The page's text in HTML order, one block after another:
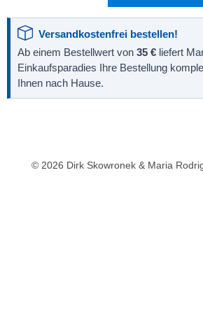
Versandkostenfrei bestellen!
Ab einem Bestellwert von 35 € liefert
Einkaufsparadies Ihre Bestellung
Ihnen nach Hause.
© 2026 Dirk Skowronek & Maria